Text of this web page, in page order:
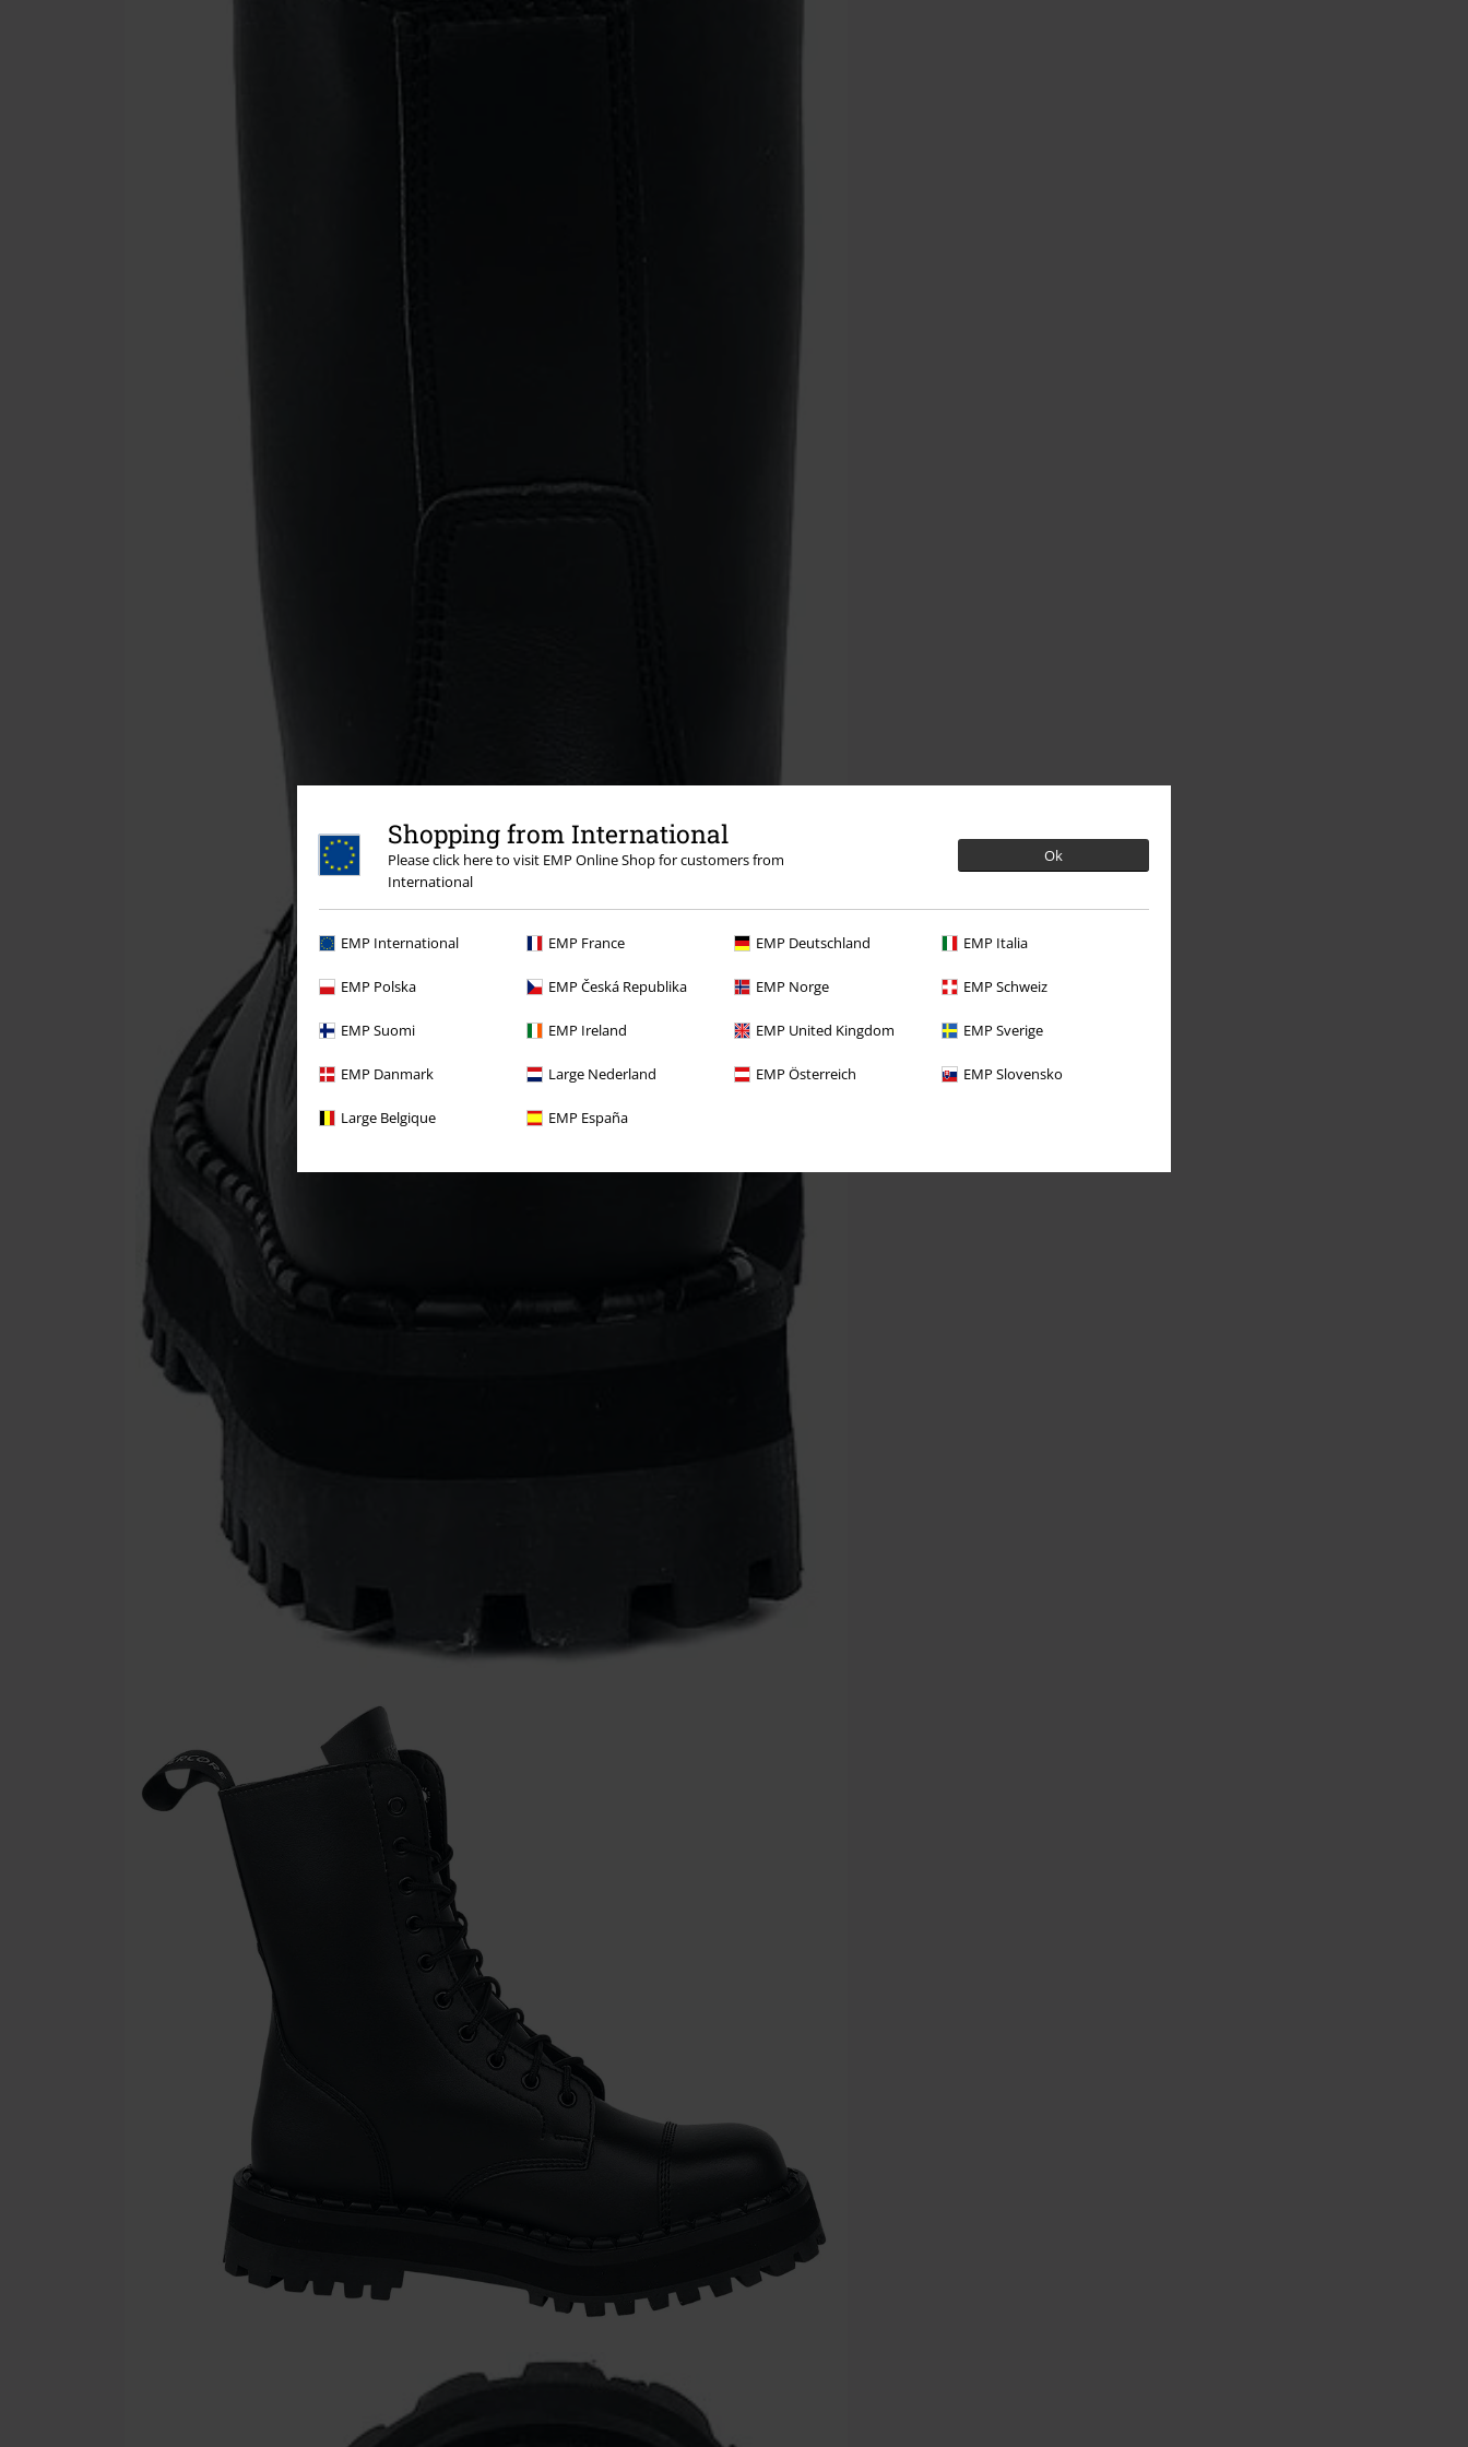
Shopping from International
Please click here to visit EMP Online Shop for customers from
International
Ok
EMP International EMP France EMP Deutschland EMP Italia
EMP Polska EMP Česká Republika EMP Norge EMP Schweiz
EMP Suomi EMP Ireland EMP United Kingdom EMP Sverige
EMP Danmark Large Nederland EMP Österreich EMP Slovensko
Large Belgique EMP España